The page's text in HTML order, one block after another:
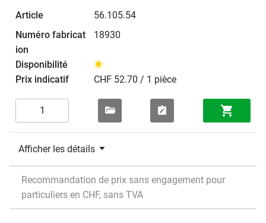
56.105.54
18930
CHF 52.70 / 1 pièce
Afficher les détails
Recommandation de prix sans engagement pour
particuliers en CHF, sans TVA